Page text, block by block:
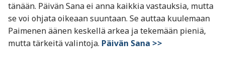
tänään. Päivän Sana ei anna kaikkia vastauksia, mutta
se voi ohjata oikeaan suuntaan. Se auttaa kuulemaan
Paimenen äänen keskellä arkea ja tekemään pieniä,
mutta tärkeitä valintoja. Päivän Sana >>